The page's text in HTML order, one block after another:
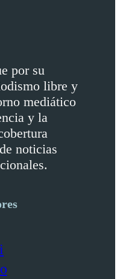
por su
libre y
mediático
y la
noticias